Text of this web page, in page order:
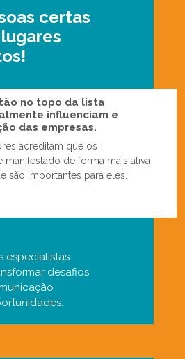
certas
no topo da lista
influenciam e
das empresas.
acreditam que os
manifestado de forma mais ativa
são importantes para eles.
especialistas
desafios